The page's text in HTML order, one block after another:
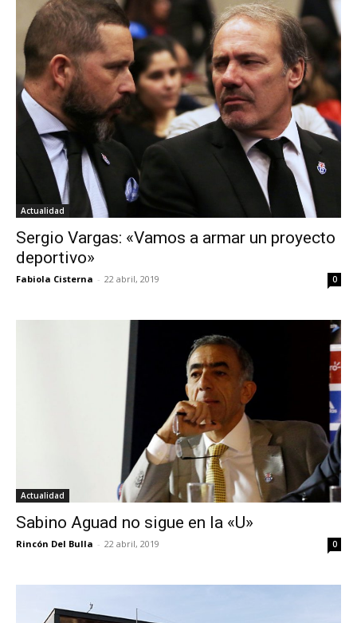
Actualidad
Sergio Vargas: «Vamos a armar un proyecto
deportivo»
Fabiola Cisterna - 22 abril, 2019 0
Actualidad
Sabino Aguad no sigue en la «U»
Rincón Del Bulla - 22 abril, 2019 0